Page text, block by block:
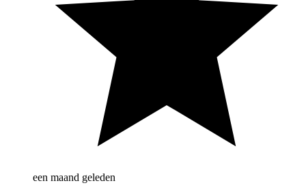
een maand geleden